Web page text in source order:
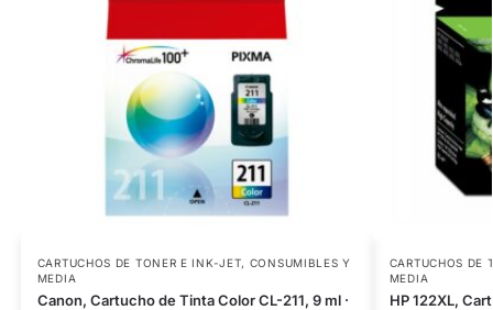
CARTUCHOS DE TONER E INK-JET, CONSUMIBLES Y
MEDIA
Canon, Cartucho de Tinta Color CL-211, 9 ml ·
CARTUCHOS DE
MEDIA
HP 122XL,